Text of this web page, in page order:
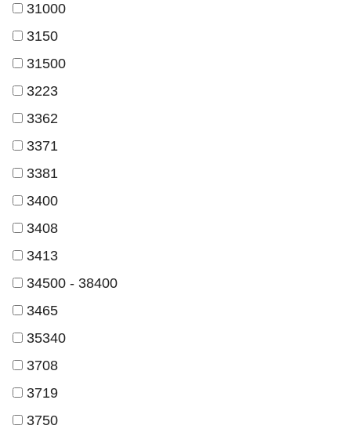
31000
3150
31500
3223
3362
3371
3381
3400
3408
3413
34500 - 38400
3465
35340
3708
3719
3750